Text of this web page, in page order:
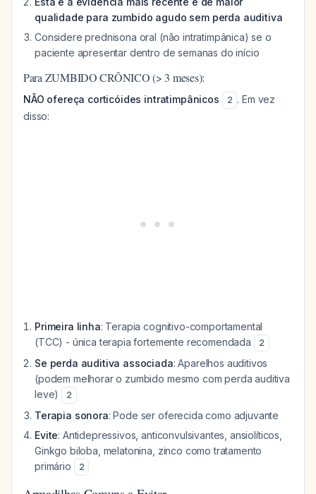
qualidade para zumbido agudo sem perda auditiva
Considere prednisona oral (não intratimpânica) se o
paciente apresentar dentro de semanas do início
Para ZUMBIDO CRÔNICO (> 3 meses):
NÃO ofereça corticóides intratimpânicos 2 . Em vez
disso:
Primeira linha: Terapia cognitivo-comportamental
(TCC) - única terapia fortemente recomendada
2
Se perda auditiva associada: Aparelhos auditivos
(podem melhorar o zumbido mesmo com perda auditiva
leve)
2
Terapia sonora: Pode ser oferecida como adjuvante
Evite: Antidepressivos, anticonvulsivantes, ansiolíticos,
Ginkgo biloba, melatonina, zinco como tratamento
primário
2